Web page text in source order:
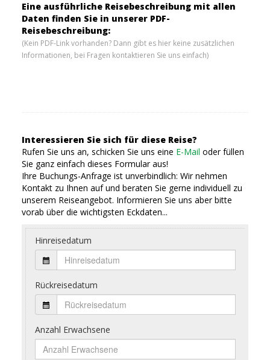
Eine ausführliche Reisebeschreibung mit allen
Daten finden Sie in unserer PDF-
Reisebeschreibung:
(Kein PDF-Link vorhanden? Dann gibt es hier keine zusätzlichen
Informationen, bei Fragen kontaktieren Sie uns einfach)
Interessieren Sie sich für diese Reise?
Rufen Sie uns an, schicken Sie uns eine E-Mail oder füllen
Sie ganz einfach dieses Formular aus!
Ihre Buchungs-Anfrage ist unverbindlich: Wir nehmen
Kontakt zu Ihnen auf und beraten Sie gerne individuell zu
unserem Reiseangebot. Informieren Sie uns aber bitte
vorab über die wichtigsten Eckdaten...